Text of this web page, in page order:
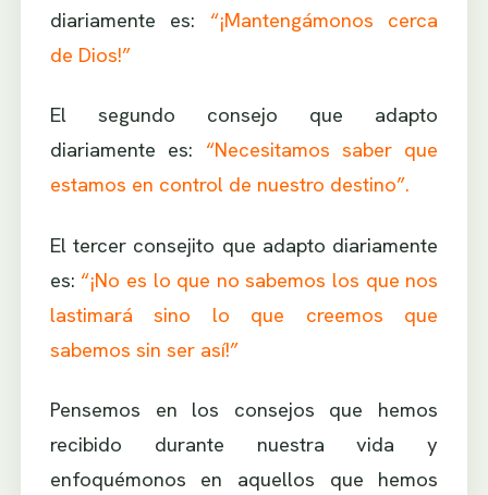
diariamente es: “¡Mantengámonos cerca
de Dios!”
El segundo consejo que adapto
diariamente es: “Necesitamos saber que
estamos en control de nuestro destino”.
El tercer consejito que adapto diariamente
es:“¡No es lo que no sabemos los que nos
lastimará sino lo que creemos que
sabemos sin ser así!”
Pensemos en los consejos que hemos
recibido durante nuestra vida y
enfoquémonos en aquellos que hemos